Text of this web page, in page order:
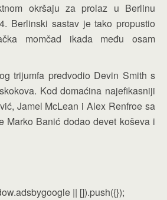
okršaju za prolaz u Berlinu
Berlinski sastav je tako propustio
momčad ikada među osam
trijumfa predvodio Devin Smith s
Kod domaćina najefikasniji
Jamel McLean i Alex Renfroe sa
Marko Banić dodao devet koševa i
|| []).push({});